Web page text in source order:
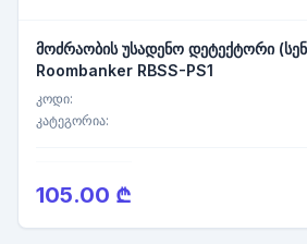
მოძრაობის უსადენო დეტექტორი
Roombanker RBSS-PS1
კოდი:
კატეგორია:
105.00 ₾